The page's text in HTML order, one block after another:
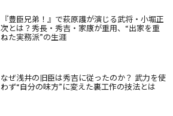
『豊臣兄弟！』で萩原護が演じる武将・小堀正
次とは？秀長・秀吉・家康が重用、“出家を重
ねた実務派”の生涯
なぜ浅井の旧臣は秀吉に従ったのか？ 武力を使
わず“自分の味方”に変えた裏工作の技法とは